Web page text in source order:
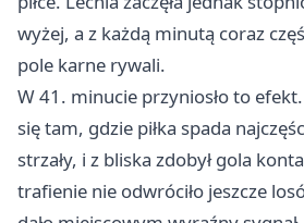
wyżej, a z każdą minutą coraz
pole karne rywali.
W 41. minucie przyniosło to
się tam, gdzie piłka spada
strzały, i z bliska zdobył gola
trafienie nie odwróciło jeszcze